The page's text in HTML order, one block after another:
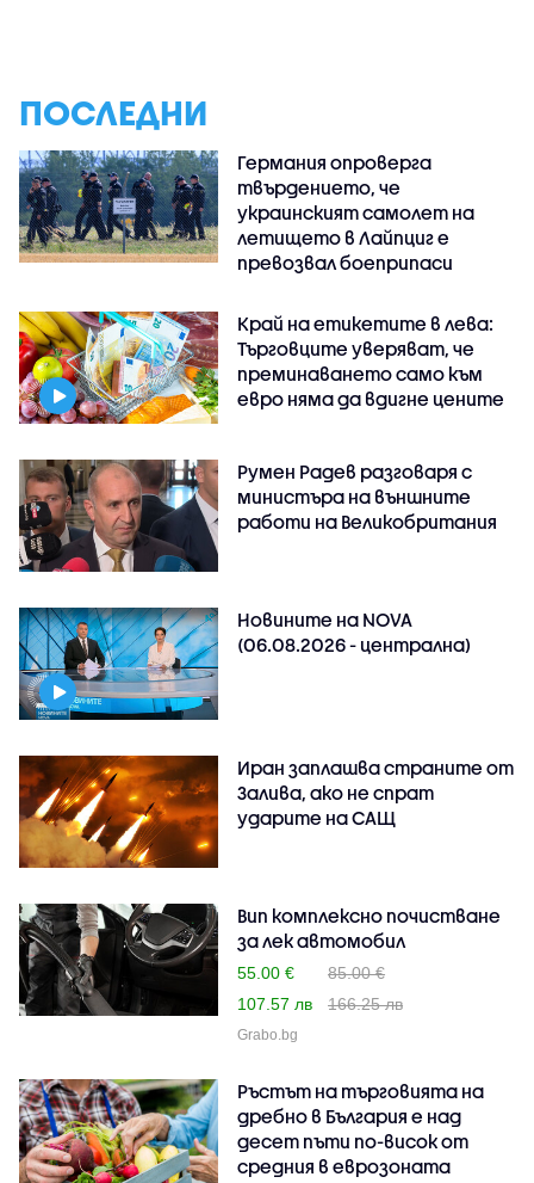
ПОСЛЕДНИ
Германия опроверга
твърдението, че
украинският самолет на
летището в Лайпциг е
превозвал боеприпаси
Край на етикетите в лева:
Търговците уверяват, че
преминаването само към
евро няма да вдигне цените
Румен Радев разговаря с
министъра на външните
работи на Великобритания
Новините на NOVA
(06.08.2026 - централна)
Иран заплашва страните от
Залива, ако не спрат
ударите на САЩ
Вип комплексно почистване
за лек автомобил
55.00 €
85.00 €
107.57 лв
166.25 лв
Grabo.bg
Ръстът на търговията на
дребно в България е над
десет пъти по-висок от
средния в еврозоната